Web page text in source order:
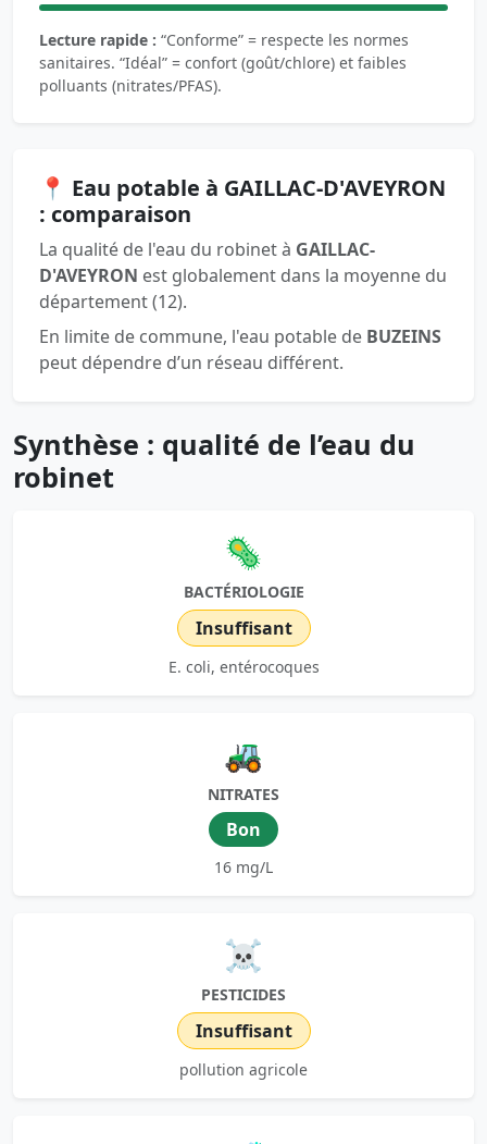
Lecture rapide : “Conforme” = respecte les normes
sanitaires. “Idéal” = confort (goût/chlore) et faibles
polluants (nitrates/PFAS).
📍 Eau potable à GAILLAC-D'AVEYRON
: comparaison
La qualité de l'eau du robinet à GAILLAC-
D'AVEYRON est globalement dans la moyenne du
département (12).
En limite de commune, l'eau potable de BUZEINS
peut dépendre d’un réseau différent.
Synthèse : qualité de l’eau du
robinet
🦠
BACTÉRIOLOGIE
Insuffisant
E. coli, entérocoques
🚜
NITRATES
Bon
16 mg/L
☠️
PESTICIDES
Insuffisant
pollution agricole